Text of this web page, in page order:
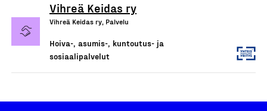
Vihreä Keidas ry
Vihreä Keidas ry, Palvelu
Hoiva-, asumis-, kuntoutus- ja
sosiaalipalvelut